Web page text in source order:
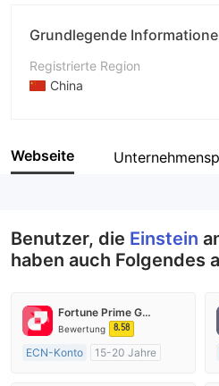
Grundlegende
Registrierte Region
China
Unternehmen
Webseite
Benutzer, die Einstein
haben auch Folgendes
Fortune Prime Global
Bewertung 8.58
ECN-Konto
15-20 Jahre